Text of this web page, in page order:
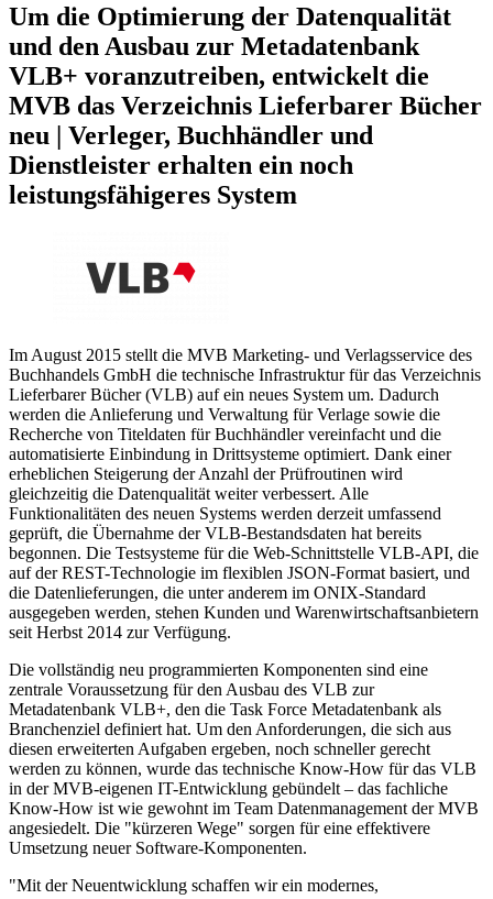
Um die Optimierung der Datenqualität
und den Ausbau zur Metadatenbank
VLB+ voranzutreiben, entwickelt die
MVB das Verzeichnis Lieferbarer Bücher
neu | Verleger, Buchhändler und
Dienstleister erhalten ein noch
leistungsfähigeres System
Im August 2015 stellt die MVB Marketing- und Verlagsservice des
Buchhandels GmbH die technische Infrastruktur für das Verzeichnis
Lieferbarer Bücher (VLB) auf ein neues System um. Dadurch
werden die Anlieferung und Verwaltung für Verlage sowie die
Recherche von Titeldaten für Buchhändler vereinfacht und die
automatisierte Einbindung in Drittsysteme optimiert. Dank einer
erheblichen Steigerung der Anzahl der Prüfroutinen wird
gleichzeitig die Datenqualität weiter verbessert. Alle
Funktionalitäten des neuen Systems werden derzeit umfassend
geprüft, die Übernahme der VLB-Bestandsdaten hat bereits
begonnen. Die Testsysteme für die Web-Schnittstelle VLB-API, die
auf der REST-Technologie im flexiblen JSON-Format basiert, und
die Datenlieferungen, die unter anderem im ONIX-Standard
ausgegeben werden, stehen Kunden und Warenwirtschaftsanbietern
seit Herbst 2014 zur Verfügung.
Die vollständig neu programmierten Komponenten sind eine
zentrale Voraussetzung für den Ausbau des VLB zur
Metadatenbank VLB+, den die Task Force Metadatenbank als
Branchenziel definiert hat. Um den Anforderungen, die sich aus
diesen erweiterten Aufgaben ergeben, noch schneller gerecht
werden zu können, wurde das technische Know-How für das VLB
in der MVB-eigenen IT-Entwicklung gebündelt – das fachliche
Know-How ist wie gewohnt im Team Datenmanagement der MVB
angesiedelt. Die "kürzeren Wege" sorgen für eine effektivere
Umsetzung neuer Software-Komponenten.
"Mit der Neuentwicklung schaffen wir ein modernes,